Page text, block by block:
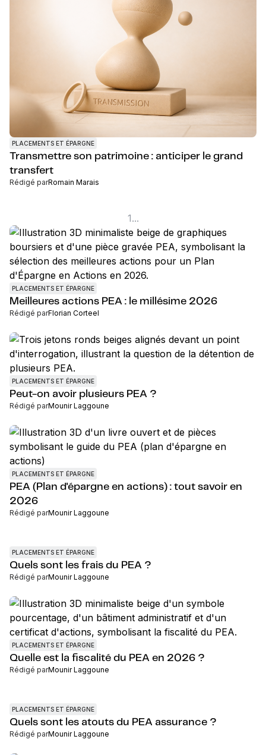
PLACEMENTS ET ÉPARGNE
Transmettre son patrimoine : anticiper le grand
transfert
Rédigé parRomain Marais
1...
PLACEMENTS ET ÉPARGNE
Meilleures actions PEA : le millésime 2026
Rédigé parFlorian Corteel
PLACEMENTS ET ÉPARGNE
Peut-on avoir plusieurs PEA ?
Rédigé parMounir Laggoune
PLACEMENTS ET ÉPARGNE
PEA (Plan d'épargne en actions) : tout savoir en
2026
Rédigé parMounir Laggoune
PLACEMENTS ET ÉPARGNE
Quels sont les frais du PEA ?
Rédigé parMounir Laggoune
PLACEMENTS ET ÉPARGNE
Quelle est la fiscalité du PEA en 2026 ?
Rédigé parMounir Laggoune
PLACEMENTS ET ÉPARGNE
Quels sont les atouts du PEA assurance ?
Rédigé parMounir Laggoune